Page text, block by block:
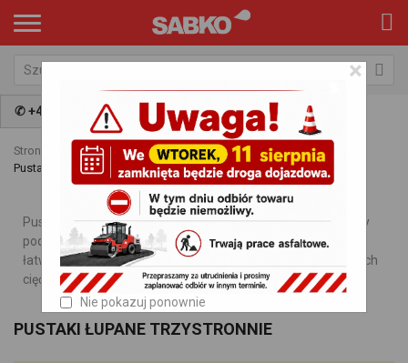
✆ +48 797 009 981
Strona główna Produkty
Ogrodzenia łupane
Pustaki łupane trzystronnie
Pustaki łupane z trzech stron duże to element zakańczający
podmurówkę lub mur ogrodzeniowy. Dzięki tej kształtce w
łatwy sposób wykonamy całe ogrodzenie bez niepotrzebnych
cięć.
PUSTAKI ŁUPANE TRZYSTRONNIE
×
Nie pokazuj ponownie